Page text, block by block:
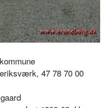
47 78 70 00